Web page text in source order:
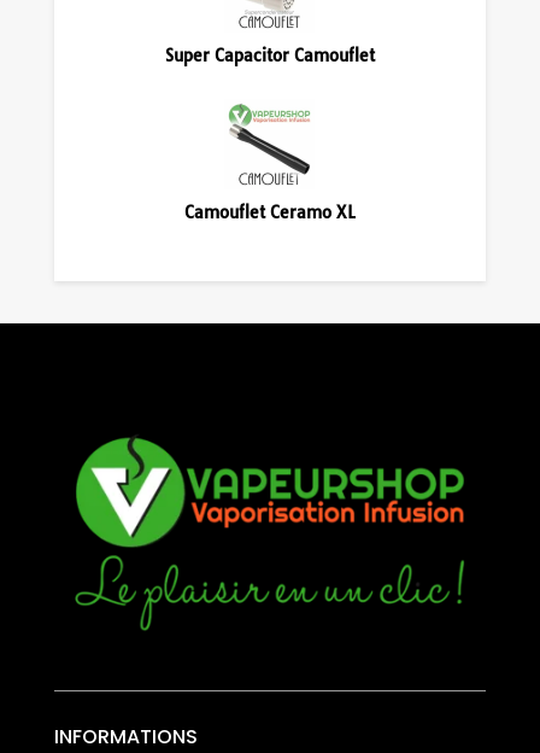
Super Capacitor Camouflet
Camouflet Ceramo XL
INFORMATIONS